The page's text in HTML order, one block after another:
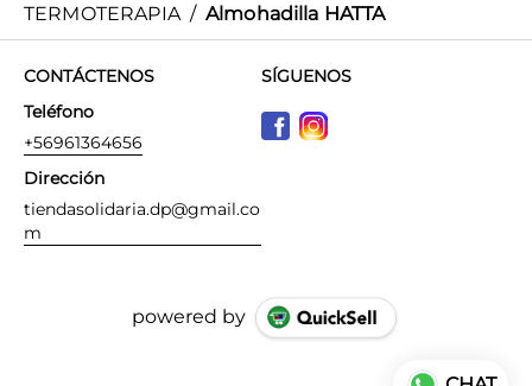
TERMOTERAPIA / Almohadilla HATTA
CONTÁCTENOS
Teléfono
+56961364656
Dirección
tiendasolidaria.dp@gmail.co
m
SÍGUENOS
powered by